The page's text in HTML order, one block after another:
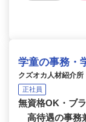
学童の事務・
クズオカ人材紹介所
正社員
無資格OK・ブ
高待遇の事務